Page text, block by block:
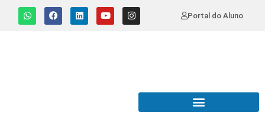
Portal do Aluno